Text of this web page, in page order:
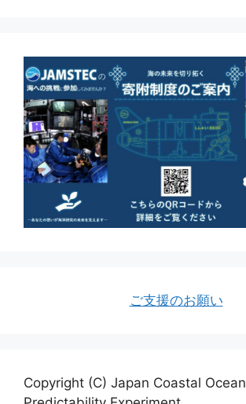
ご支援のお願い
Copyright (C) Japan Coastal Ocean